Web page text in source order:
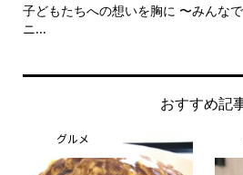
子どもたちへの想いを胸に 〜みんな
ニ...
おすすめ記
グルメ